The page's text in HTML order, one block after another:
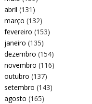
abril (131)
março (132)
fevereiro (153)
janeiro (135)
dezembro (154)
novembro (116)
outubro (137)
setembro (143)
agosto (165)